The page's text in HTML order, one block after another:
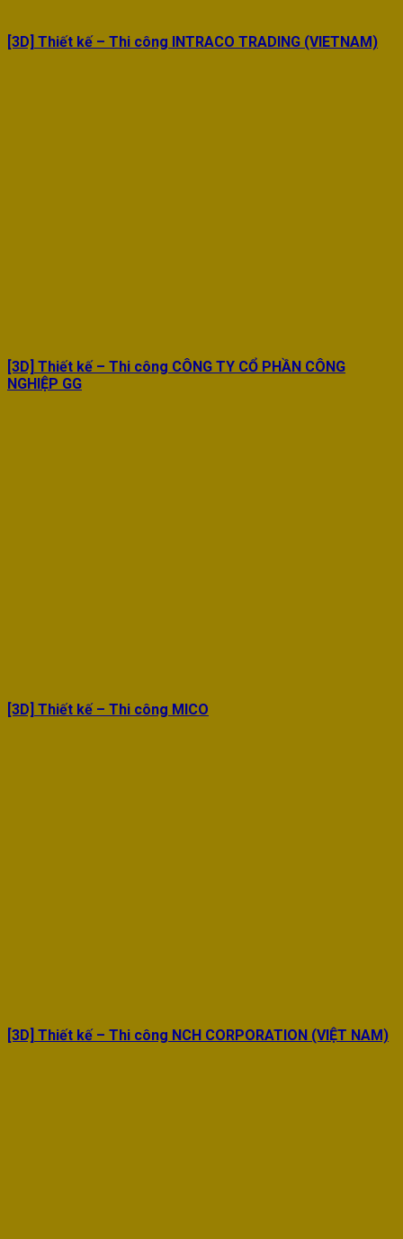
[3D] Thiết kế – Thi công INTRACO TRADING (VIETNAM)
[3D] Thiết kế – Thi công CÔNG TY CỔ PHẦN CÔNG
NGHIỆP GG
[3D] Thiết kế – Thi công MICO
[3D] Thiết kế – Thi công NCH CORPORATION (VIỆT NAM)